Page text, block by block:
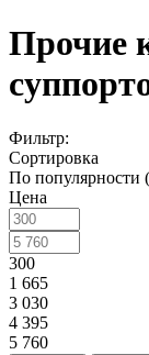
Прочие
Фильтр:
Сортировка
По популярности
Цена
300
1 665
3 030
4 395
5 760